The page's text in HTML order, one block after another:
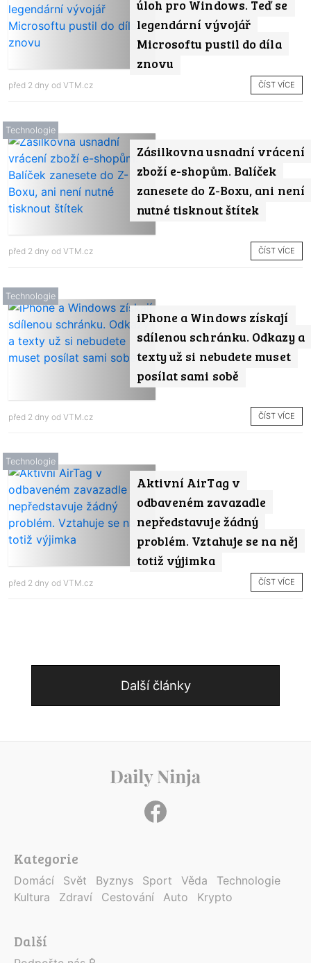
úloh pro Windows. Teď se
legendární vývojář
Microsoftu pustil do díla
znovu
před 2 dny od VTM.cz ČÍST VÍCE
Zásilkovna usnadní vrácení
zboží e-shopům. Balíček
zanesete do Z-Boxu, ani není
nutné tisknout štítek
Technologie
před 2 dny od VTM.cz ČÍST VÍCE
iPhone a Windows získají
sdílenou schránku. Odkazy a
texty už si nebudete muset
posílat sami sobě
Technologie
před 2 dny od VTM.cz ČÍST VÍCE
Aktivní AirTag v
odbaveném zavazadle
nepředstavuje žádný
problém. Vztahuje se na něj
totiž výjimka
Technologie
před 2 dny od VTM.cz ČÍST VÍCE
Další články
Kategorie
Domácí Svět Byznys Sport Věda
Technologie
Kultura
Zdraví Cestování Auto Krypto
Další